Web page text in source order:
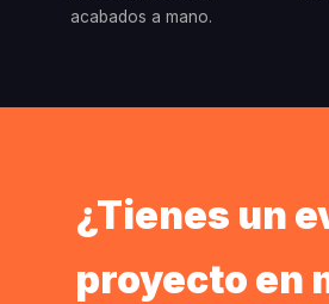
acabados a mano.
¿Tienes un
proyecto en